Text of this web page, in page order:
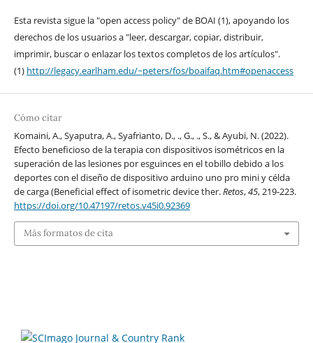
Esta revista sigue la "open access policy" de BOAI (1), apoyando los
derechos de los usuarios a "leer, descargar, copiar, distribuir,
imprimir, buscar o enlazar los textos completos de los artículos".
(1) http://legacy.earlham.edu/~peters/fos/boaifaq.htm#openaccess
Cómo citar
Komaini, A., Syaputra, A., Syafrianto, D., ., G., ., S., & Ayubi, N. (2022).
Efecto beneficioso de la terapia con dispositivos isométricos en la
superación de las lesiones por esguinces en el tobillo debido a los
deportes con el diseño de dispositivo arduino uno pro mini y célda
de carga (Beneficial effect of isometric device ther.Retos,45, 219-223.
https://doi.org/10.47197/retos.v45i0.92369
Más formatos de cita